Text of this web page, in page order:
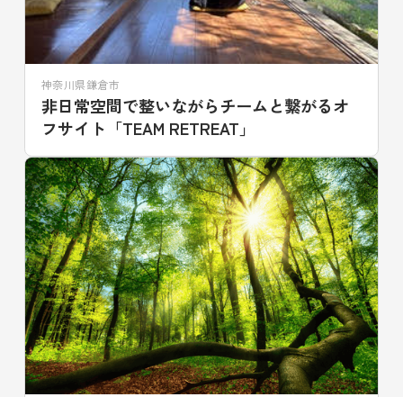
神奈川県鎌倉市
非日常空間で整いながらチームと繋がるオ
フサイト「TEAM RETREAT」